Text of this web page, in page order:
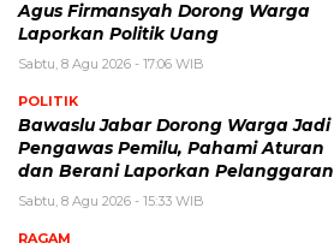
Agus Firmansyah Dorong Warga
Laporkan Politik Uang
Sabtu, 8 Agu 2026 - 17:06 WIB
POLITIK
Bawaslu Jabar Dorong Warga Jadi
Pengawas Pemilu, Pahami Aturan
dan Berani Laporkan Pelanggaran
Sabtu, 8 Agu 2026 - 15:33 WIB
RAGAM